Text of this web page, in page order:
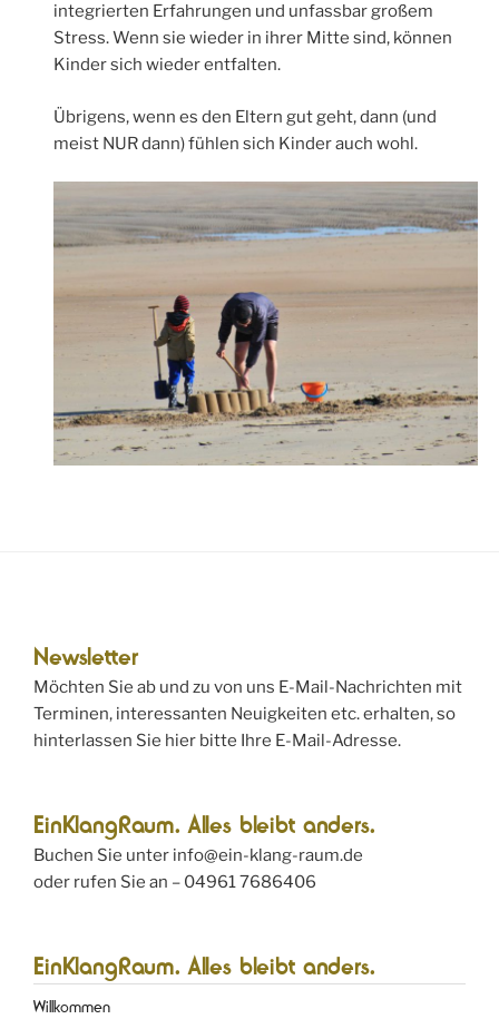
integrierten Erfahrungen und unfassbar großem
Stress. Wenn sie wieder in ihrer Mitte sind, können
Kinder sich wieder entfalten.
Übrigens, wenn es den Eltern gut geht, dann (und
meist NUR dann) fühlen sich Kinder auch wohl.
Newsletter
Möchten Sie ab und zu von uns E-Mail-Nachrichten mit
Terminen, interessanten Neuigkeiten etc. erhalten, so
hinterlassen Sie hier bitte Ihre E-Mail-Adresse.
EinKlangRaum. Alles bleibt anders.
Buchen Sie unter info@ein-klang-raum.de
oder rufen Sie an – 04961 7686406
EinKlangRaum. Alles bleibt anders.
Willkommen